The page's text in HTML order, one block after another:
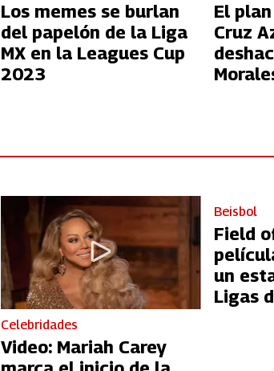
Los memes se burlan
del papelón de la Liga
MX en la Leagues Cup
2023
El
Cruz
Celebridades
Video: Mariah Carey
Beisbol
Field
un
Ligas